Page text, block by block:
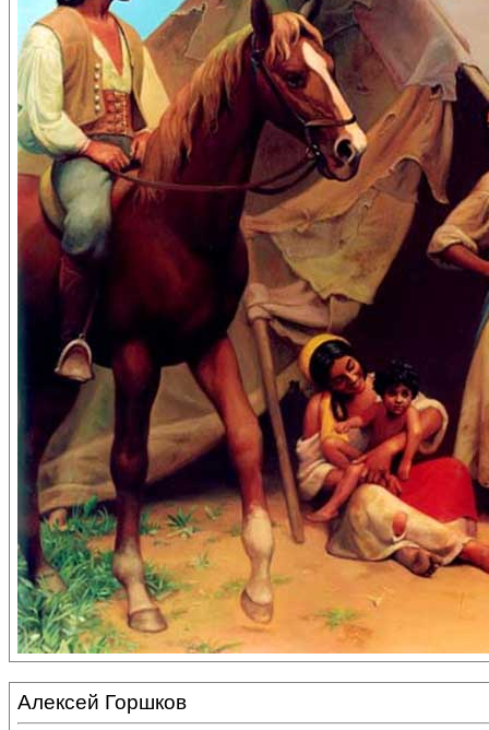
Алексей Горшков